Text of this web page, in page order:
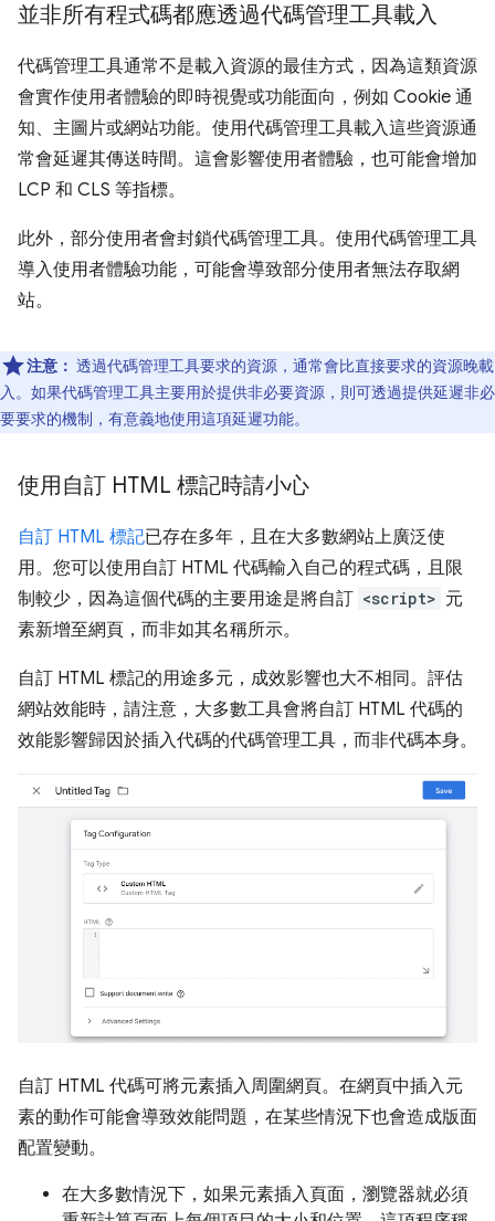
並非所有程式碼都應透過代碼管理工具載入
代碼管理工具通常不是載入資源的最佳方式，因為這類資源
會實作使用者體驗的即時視覺或功能面向，例如 Cookie 通
知、主圖片或網站功能。使用代碼管理工具載入這些資源通
常會延遲其傳送時間。這會影響使用者體驗，也可能會增加
LCP 和 CLS 等指標。
此外，部分使用者會封鎖代碼管理工具。使用代碼管理工具
導入使用者體驗功能，可能會導致部分使用者無法存取網
站。
注意： 透過代碼管理工具要求的資源，通常會比直接要求的資源晚載
入。如果代碼管理工具主要用於提供非必要資源，則可透過提供延遲非必
要要求的機制，有意義地使用這項延遲功能。
使用自訂 HTML 標記時請小心
自訂 HTML 標記已存在多年，且在大多數網站上廣泛使
用。您可以使用自訂 HTML 代碼輸入自己的程式碼，且限
制較少，因為這個代碼的主要用途是將自訂 <script> 元
素新增至網頁，而非如其名稱所示。
自訂 HTML 標記的用途多元，成效影響也大不相同。評估
網站效能時，請注意，大多數工具會將自訂 HTML 代碼的
效能影響歸因於插入代碼的代碼管理工具，而非代碼本身。
自訂 HTML 代碼可將元素插入周圍網頁。在網頁中插入元
素的動作可能會導致效能問題，在某些情況下也會造成版面
配置變動。
在大多數情況下，如果元素插入頁面，瀏覽器就必須